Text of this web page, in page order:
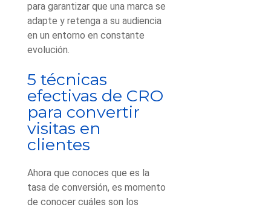
para garantizar que una marca se
adapte y retenga a su audiencia
en un entorno en constante
evolución.
5 técnicas
efectivas de CRO
para convertir
visitas en
clientes
Ahora que conoces que es la
tasa de conversión, es momento
de conocer cuáles son los